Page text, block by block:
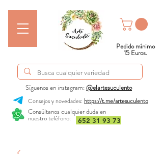
Consúltanos cualquier duda en
nuestro teléfono:
Síguenos en instagram:@elartesuculento
652 31 93 73
Consejos y novedades: https://t.me/artesuculento
Pedido mínimo
15 Euros.